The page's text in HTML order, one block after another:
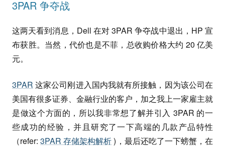
3PAR 争夺战
这两天看到消息，Dell 在对 3PAR 争夺战中退出，HP 宣
布获胜。当然，代价也是不菲，总收购价格大约 20 亿美
元。
3PAR 这家公司刚进入国内我就有所接触，因为该公司在
美国有很多证券、金融行业的客户，加之我上一家雇主就
是做这个方面的，所以我非常想了解并引入 3PAR 的一
些成功的经验，并且研究了一下高端的几款产品特性
（refer:3PAR 存储架构解析)，最后还吃了一下螃蟹，在